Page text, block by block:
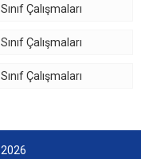
Çalışmaları
Çalışmaları
Çalışmaları
2026